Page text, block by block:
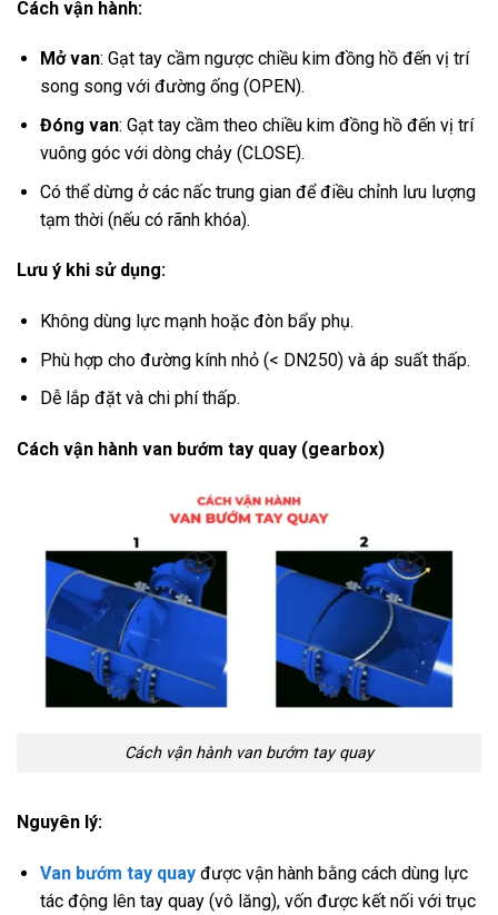
Cách vận hành:
Mở van: Gạt tay cầm ngược chiều kim đồng hồ đến vị trí
song song với đường ống (OPEN).
Đóng van: Gạt tay cầm theo chiều kim đồng hồ đến vị trí
vuông góc với dòng chảy (CLOSE).
Có thể dừng ở các nấc trung gian để điều chỉnh lưu lượng
tạm thời (nếu có rãnh khóa).
Lưu ý khi sử dụng:
Không dùng lực mạnh hoặc đòn bẩy phụ.
Phù hợp cho đường kính nhỏ (< DN250) và áp suất thấp.
Dễ lắp đặt và chi phí thấp.
Cách vận hành van bướm tay quay (gearbox)
Cách vận hành van bướm tay quay
Nguyên lý:
Van bướm tay quayđược vận hành bằng cách dùng lực
tác động lên tay quay (vô lăng), vốn được kết nối với trục